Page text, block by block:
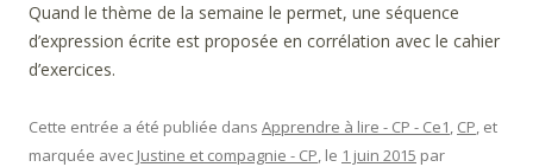
Quand le thème de la semaine le permet, une séquence
d’expression écrite est proposée en corrélation avec le cahier
d’exercices.
Cette entrée a été publiée dans Apprendre à lire - CP - Ce1, CP, et
marquée avec Justine et compagnie - CP, le 1 juin 2015 par